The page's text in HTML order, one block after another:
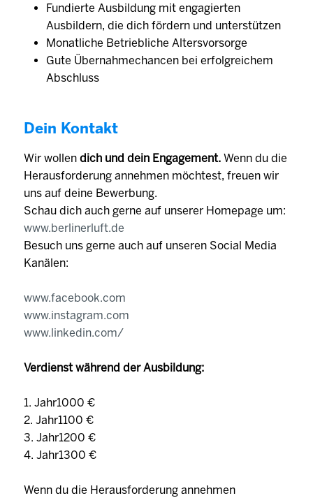
Fundierte Ausbildung mit engagierten
Ausbildern, die dich fördern und unterstützen
Monatliche Betriebliche Altersvorsorge
Gute Übernahmechancen bei erfolgreichem
Abschluss
Dein Kontakt
Wir wollen dich und dein Engagement. Wenn du die
Herausforderung annehmen möchtest, freuen wir
uns auf deine Bewerbung.
Schau dich auch gerne auf unserer Homepage um:
www.berlinerluft.de
Besuch uns gerne auch auf unseren Social Media
Kanälen:
www.facebook.com
www.instagram.com
www.linkedin.com/
Verdienst während der Ausbildung:
1. Jahr1000 €
2. Jahr1100 €
3. Jahr1200 €
4. Jahr1300 €
Wenn du die Herausforderung annehmen